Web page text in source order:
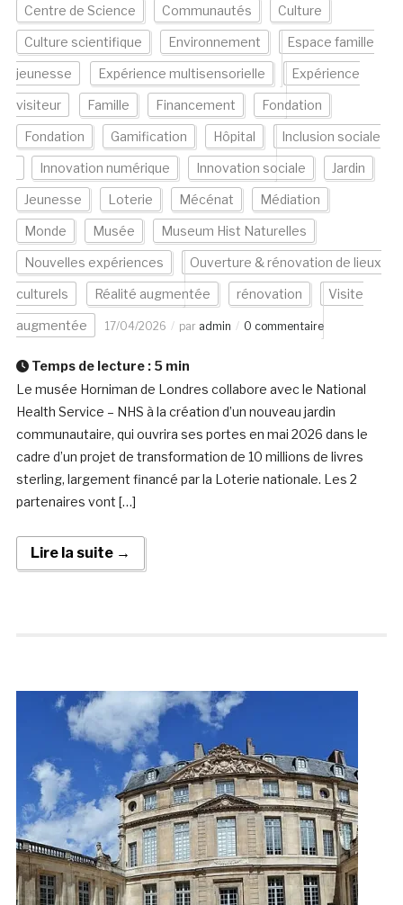
Centre de Science Communautés Culture
Culture scientifique Environnement Espace famille
jeunesse Expérience multisensorielle Expérience
visiteur Famille Financement Fondation
Fondation Gamification Hôpital Inclusion sociale
Innovation numérique Innovation sociale Jardin
Jeunesse Loterie Mécénat Médiation
Monde Musée Museum Hist Naturelles
Nouvelles expériences Ouverture & rénovation de lieux
culturels Réalité augmentée rénovation Visite
augmentée 17/04/2026 par admin 0 commentaire
Temps de lecture : 5 min
Le musée Horniman de Londres collabore avec le National
Health Service – NHS à la création d’un nouveau jardin
communautaire, qui ouvrira ses portes en mai 2026 dans le
cadre d’un projet de transformation de 10 millions de livres
sterling, largement financé par la Loterie nationale. Les 2
partenaires vont […]
Lire la suite →